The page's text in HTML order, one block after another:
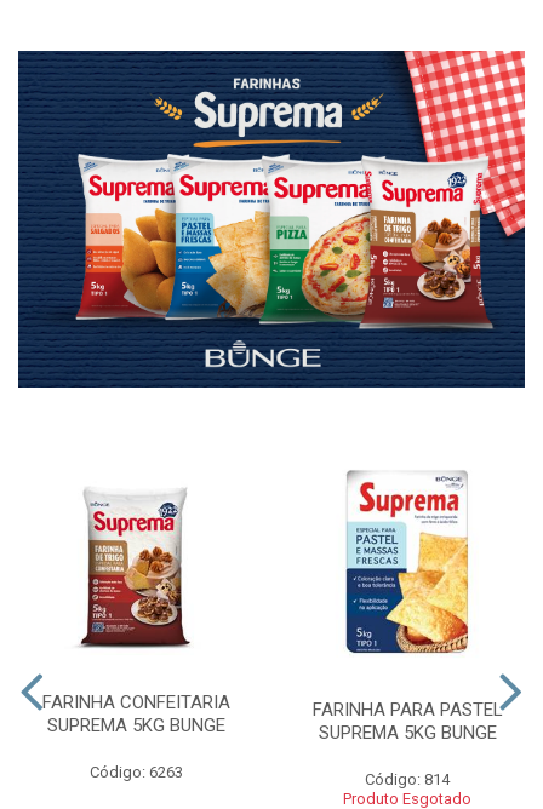
FARINHA CONFEITARIA
SUPREMA 5KG BUNGE
Código: 6263
FARINHA PARA PASTEL
SUPREMA 5KG BUNGE
Código: 814
Produto Esgotado